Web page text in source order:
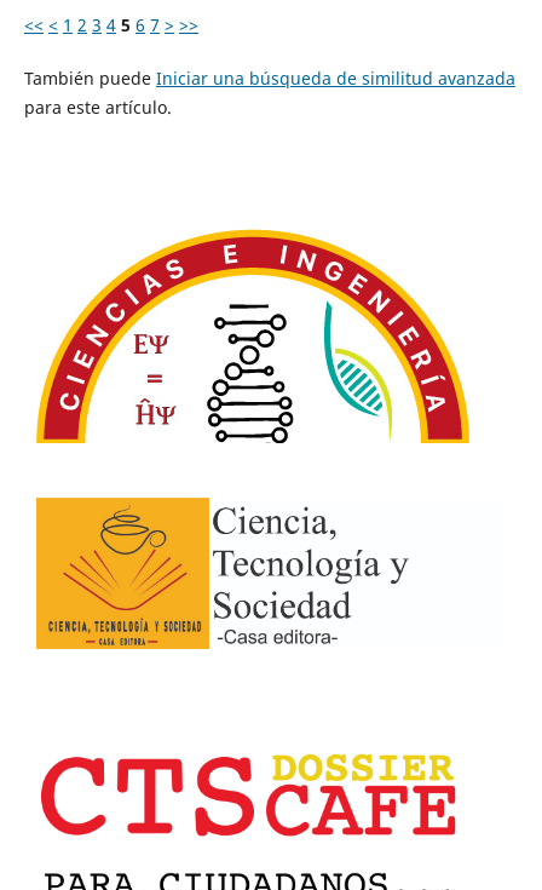
<< < 1 2 3 4 5 6 7 > >>
También puede Iniciar una búsqueda de similitud avanzada
para este artículo.